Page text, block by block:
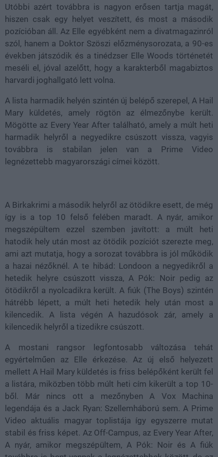
Utóbbi azért továbbra is nagyon erősen tartja magát,
hiszen csak egy helyet veszített, és most a második
pozícióban áll. Az Elle egyébként nem a divatmagazinról
szól, hanem a Doktor Szöszi előzménysorozata, a 90-es
években játszódik és a tinédzser Elle Woods történetét
meséli el, jóval azelőtt, hogy a karakterből magabiztos
harvardi joghallgató lett volna.
A lista harmadik helyén szintén új belépő szerepel, A Hail
Mary küldetés, amely rögtön az élmezőnybe került.
Mögötte az Every Year After található, amely a múlt heti
harmadik helyről a negyedikre csúszott vissza, vagyis
továbbra is stabilan jelen van a Prime Video
legnézettebb magyarországi címei között.
A Birkakrimi a második helyről az ötödikre esett, de még
így is a top 10 felső felében maradt. A nyár, amikor
megszépültem ezzel szemben javított: a múlt heti
hatodik hely után most az ötödik pozíciót szerezte meg,
ami azt mutatja, hogy a sorozat továbbra is jól működik
a hazai nézőknél. A te hibád: Londoon a negyedikről a
hetedik helyre csúszott vissza, A Pók: Noir pedig az
ötödikről a nyolcadikra került. A fiúk (The Boys) szintén
hátrébb lépett, a múlt heti hetedik hely után most a
kilencedik. A lista végén A hazudósok zár, amely a
kilencedik helyről a tizedikre csúszott.
A mostani rangsor legfontosabb változása tehát
egyértelműen az Elle érkezése. Az új első helyezett
mellett A Hail Mary küldetés is friss belépőként került fel
a listára, miközben több múlt heti cím kikerült a top 10-
ből. Már nincs ott a mezőnyben A Vox Machina
legendája és a Jack Ryan: Szellemháború sem. A Prime
Video aktuális magyar toplistája így egyszerre mutat
stabil és friss képet. Az Off-Campus, az Every Year After,
A nyár, amikor megszépültem, A Pók: Noir és A fiúk